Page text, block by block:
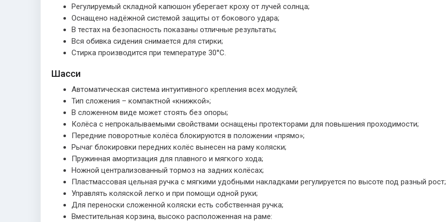
Регулируемый складной капюшон уберегает кроху от лучей солнца;
Оснащено надёжной системой защиты от бокового удара;
В тестах на безопасность показаны отличные результаты;
Вся обивка сидения снимается для стирки;
Стирка производится при температуре 30°С.
Шасси
Автоматическая система интуитивного крепления всех модулей;
Тип сложения – компактной «книжкой»;
В сложенном виде может стоять без опоры;
Колёса с непрокалываемыми свойствами оснащены протекторами для повышения проходимости;
Передние поворотные колёса блокируются в положении «прямо»;
Рычаг блокировки передних колёс вынесен на раму коляски;
Пружинная амортизация для плавного и мягкого хода;
Ножной централизованный тормоз на задних колёсах;
Пластмассовая цельная ручка с мягкими удобными накладками регулируется по высоте под разный рост;
Управлять коляской легко и при помощи одной руки;
Для переноски сложенной коляски есть собственная ручка;
Вместительная корзина, высоко расположенная на раме: